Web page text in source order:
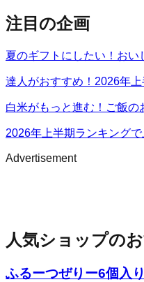
注目の企画
夏のギフトにしたい！おい
達人がおすすめ！2026年
白米がもっと進む！ご飯の
2026年上半期ランキング
Advertisement
人気ショップの
ふるーつぜりー6個入